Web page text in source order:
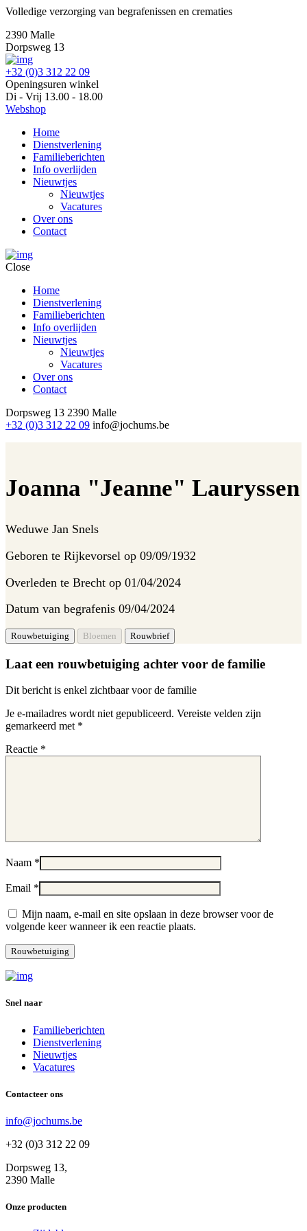
Volledige verzorging van begrafenissen en crematies
2390 Malle
Dorpsweg 13
+32 (0)3 312 22 09
Openingsuren winkel
Di - Vrij 13.00 - 18.00
Webshop
Home
Dienstverlening
Familieberichten
Info overlijden
Nieuwtjes
Nieuwtjes
Vacatures
Over ons
Contact
Close
Home
Dienstverlening
Familieberichten
Info overlijden
Nieuwtjes
Nieuwtjes
Vacatures
Over ons
Contact
Dorpsweg 13 2390 Malle
+32 (0)3 312 22 09 info@jochums.be
Joanna "Jeanne" Lauryssen
Weduwe Jan Snels
Geboren te Rijkevorsel op 09/09/1932
Overleden te Brecht op 01/04/2024
Datum van begrafenis 09/04/2024
Laat een rouwbetuiging achter voor de familie
Dit bericht is enkel zichtbaar voor de familie
Je e-mailadres wordt niet gepubliceerd. Vereiste velden zijn
gemarkeerd met *
Reactie *
Naam *
Email *
Mijn naam, e-mail en site opslaan in deze browser voor de
volgende keer wanneer ik een reactie plaats.
Snel naar
Familieberichten
Dienstverlening
Nieuwtjes
Vacatures
Contacteer ons
info@jochums.be
+32 (0)3 312 22 09
Dorpsweg 13,
2390 Malle
Onze producten